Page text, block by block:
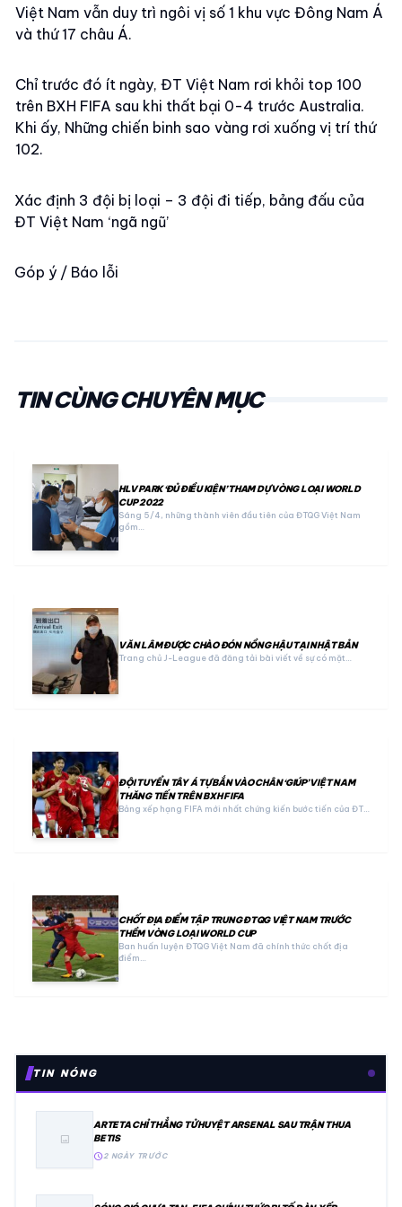
Việt Nam vẫn duy trì ngôi vị số 1 khu vực Đông Nam Á
và thứ 17 châu Á.
Chỉ trước đó ít ngày, ĐT Việt Nam rơi khỏi top 100
trên BXH FIFA sau khi thất bại 0-4 trước Australia.
Khi ấy, Những chiến binh sao vàng rơi xuống vị trí thứ
102.
Xác định 3 đội bị loại – 3 đội đi tiếp, bảng đấu của
ĐT Việt Nam ‘ngã ngũ’
Góp ý / Báo lỗi
TIN CÙNG CHUYÊN MỤC
HLV PARK ‘ĐỦ ĐIỀU KIỆN’ THAM DỰ VÒNG LOẠI WORLD
CUP 2022
Sáng 5/4, những thành viên đầu tiên của ĐTQG Việt Nam
gồm…
VĂN LÂM ĐƯỢC CHÀO ĐÓN NỒNG HẬU TẠI NHẬT BẢN
Trang chủ J-League đã đăng tải bài viết về sự có mặt…
ĐỘI TUYỂN TÂY Á TỰ BẮN VÀO CHÂN ‘GIÚP’ VIỆT NAM
THĂNG TIẾN TRÊN BXH FIFA
Bảng xếp hạng FIFA mới nhất chứng kiến bước tiến của ĐT…
CHỐT ĐỊA ĐIỂM TẬP TRUNG ĐTQG VIỆT NAM TRƯỚC
THỀM VÒNG LOẠI WORLD CUP
Ban huấn luyện ĐTQG Việt Nam đã chính thức chốt địa
điểm…
TIN NÓNG
image
ARTETA CHỈ THẲNG TỬ HUYỆT ARSENAL SAU TRẬN THUA
BETIS
schedule2 NGÀY TRƯỚC